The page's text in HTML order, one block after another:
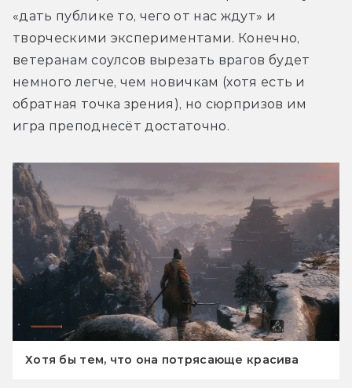
«дать публике то, чего от нас ждут» и
творческими экспериментами. Конечно,
ветеранам соулсов вырезать врагов будет
немного легче, чем новичкам (хотя есть и
обратная точка зрения), но сюрпризов им
игра преподнесёт достаточно.
Хотя бы тем, что она потрясающе красива